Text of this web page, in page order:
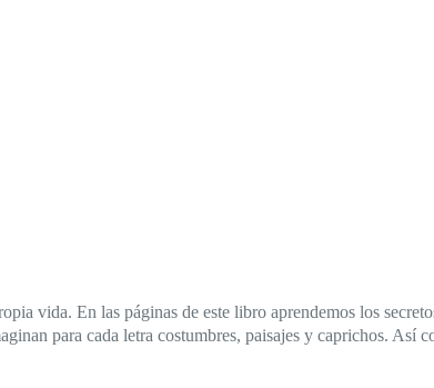
vida. En las páginas de este libro aprendemos los
para cada letra costumbres, paisajes y caprichos. Así